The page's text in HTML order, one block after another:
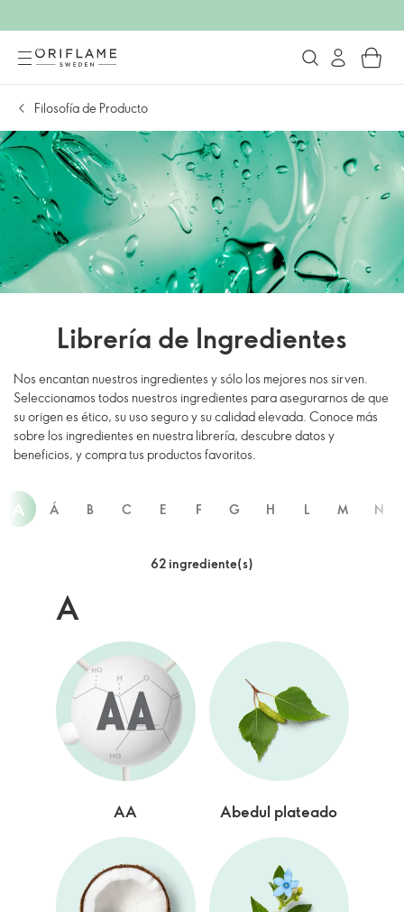
Filosofía de Producto
Librería de Ingredientes
Nos encantan nuestros ingredientes y sólo los mejores nos sirven.
Seleccionamos todos nuestros ingredientes para asegurarnos de que
su origen es ético, su uso seguro y su calidad elevada. Conoce más
sobre los ingredientes en nuestra librería, descubre datos y
beneficios, y compra tus productos favoritos.
A Á B C E F G H L M N
62 ingrediente(s)
A
AA Abedul plateado